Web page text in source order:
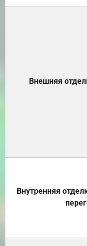
Внешняя
Внутренняя